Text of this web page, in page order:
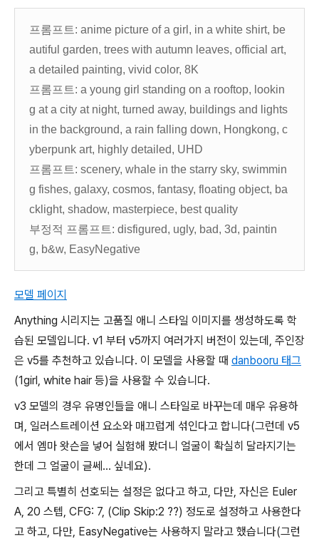
프롬프트: anime picture of a girl, in a white shirt, be
autiful garden, trees with autumn leaves, official art,
a detailed painting, vivid color, 8K
프롬프트: a young girl standing on a rooftop, lookin
g at a city at night, turned away, buildings and lights
in the background, a rain falling down, Hongkong, c
yberpunk art, highly detailed, UHD
프롬프트: scenery, whale in the starry sky, swimmin
g fishes, galaxy, cosmos, fantasy, floating object, ba
cklight, shadow, masterpiece, best quality
부정적 프롬프트: disfigured, ugly, bad, 3d, paintin
g, b&w, EasyNegative
모델 페이지
Anything 시리지는 고품질 애니 스타일 이미지를 생성하도록 학
습된 모델입니다. v1 부터 v5까지 여러가지 버전이 있는데, 주인장
은 v5를 추천하고 있습니다. 이 모델을 사용할 때 danbooru 태그
(1girl, white hair 등)을 사용할 수 있습니다.
v3 모델의 경우 유명인들을 애니 스타일로 바꾸는데 매우 유용하
며, 일러스트레이션 요소와 매끄럽게 섞인다고 합니다(그런데 v5
에서 엠마 왓슨을 넣어 실험해 봤더니 얼굴이 확실히 달라지기는
한데 그 얼굴이 글쎄... 싶네요).
그리고 특별히 선호되는 설정은 없다고 하고, 다만, 자신은 Euler
A, 20 스텝, CFG: 7, (Clip Skip:2 ??) 정도로 설정하고 사용한다
고 하고, 다만, EasyNegative는 사용하지 말라고 했습니다(그런